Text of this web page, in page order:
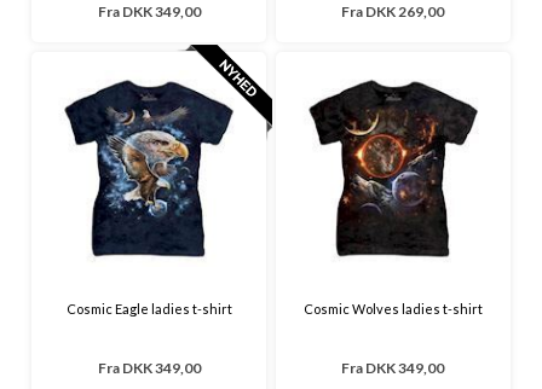
Fra DKK 349,00 Fra DKK 269,00
Cosmic Eagle ladies t-shirt
Fra DKK 349,00
Cosmic Wolves ladies t-shirt
Fra DKK 349,00